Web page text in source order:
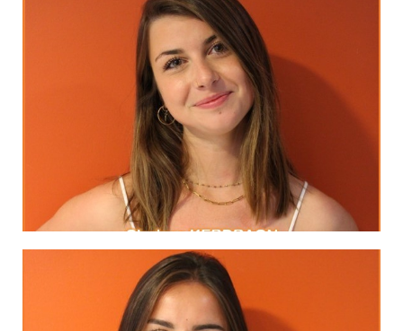
MA DEVISE
"L’important, ce n’est pas la destination, mais
le voyage en lui-même."
Robert Louis Stevenson
LinkedIn